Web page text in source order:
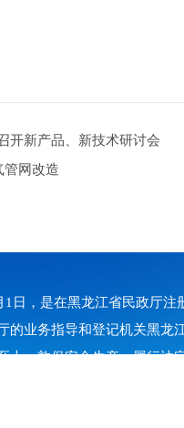
开新产品、新技术研讨会
管网改造
日，是在黑龙江省民政厅
业务指导和登记机关黑龙
上、敦促安全生产、履行法